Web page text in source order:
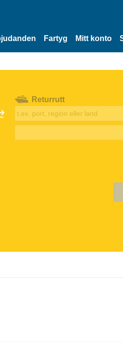
Fartyg Mitt konto
Returrutt